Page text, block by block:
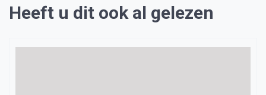
Heeft u dit ook al gelezen